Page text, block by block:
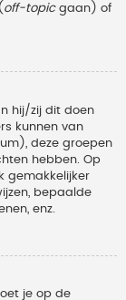
off-topicgaan) of
hij/zij dit doen
kunnen van
deze groepen
hebben. Op
gemakkelijker
bepaalde
enz.
je op de